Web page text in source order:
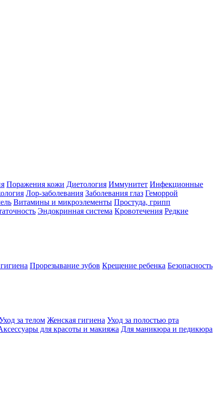
Поражения кожи Диетология Иммунитет Инфекционные
Лор-заболевания Заболевания глаз Геморрой
Витамины и микроэлементы Простуда, грипп
Эндокринная система Кровотечения Редкие
Прорезывание зубов Крещение ребенка Безопасность
за телом Женская гигиена Уход за полостью рта
для красоты и макияжа Для маникюра и педикюра